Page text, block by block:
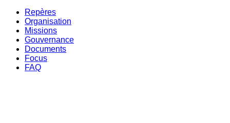
Repères
Organisation
Missions
Gouvernance
Documents
Focus
FAQ